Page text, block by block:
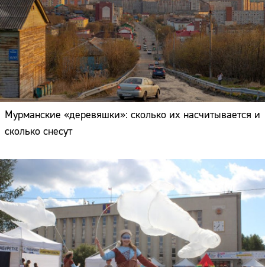
Мурманские «деревяшки»: сколько их насчитывается и
сколько снесут